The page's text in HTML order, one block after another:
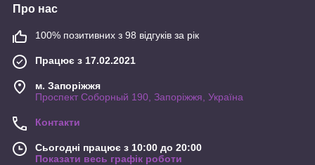
Про нас
100% позитивних з 98 відгуків за рік
Працює з 17.02.2021
м. Запоріжжя
Проспект Соборный 190, Запоріжжя, Україна
Контакти
Сьогодні працює з 10:00 до 20:00
Показати весь графік роботи